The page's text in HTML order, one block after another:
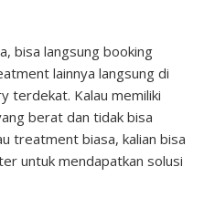
bisa langsung booking
lainnya langsung di
terdekat. Kalau memiliki
berat dan tidak bisa
treatment biasa, kalian bisa
untuk mendapatkan solusi